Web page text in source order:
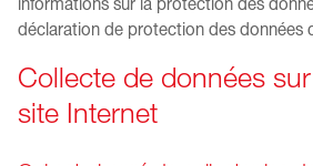
informations sur la protection des
déclaration de protection des données
Collecte de données
site Internet